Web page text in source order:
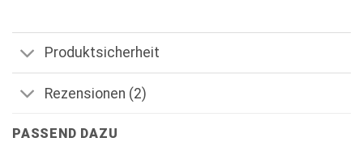
Produktsicherheit
Rezensionen (2)
PASSEND DAZU